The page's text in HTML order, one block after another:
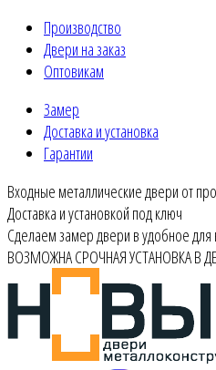
Производство
Двери на заказ
Оптовикам
Замер
Доставка и установка
Гарантии
Входные металлические двери от
Доставка и установкой под ключ
Сделаем замер двери в удобное для
ВОЗМОЖНА СРОЧНАЯ УСТАНОВКА В